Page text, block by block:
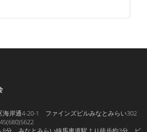
岸通4-20-1 ファインズビルみなとみらい302